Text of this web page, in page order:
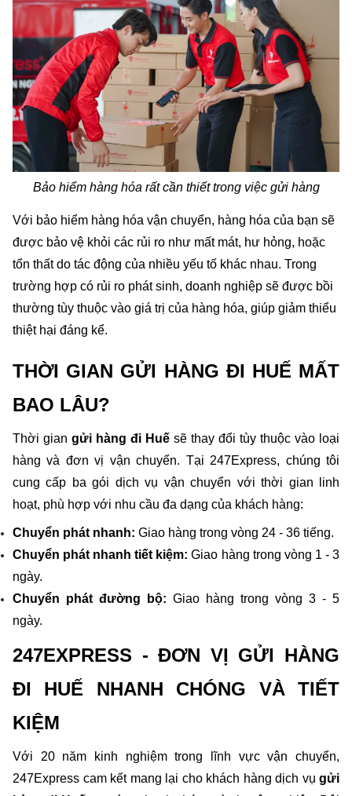
Bảo hiểm hàng hóa rất cần thiết trong việc gửi hàng
Với bảo hiểm hàng hóa vận chuyển, hàng hóa của bạn sẽ
được bảo vệ khỏi các rủi ro như mất mát, hư hỏng, hoặc
tổn thất do tác động của nhiều yếu tố khác nhau. Trong
trường hợp có rủi ro phát sinh, doanh nghiệp sẽ được bồi
thường tùy thuộc vào giá trị của hàng hóa, giúp giảm thiểu
thiệt hại đáng kể.
THỜI GIAN GỬI HÀNG ĐI HUẾ MẤT
BAO LÂU?
Thời gian gửi hàng đi Huế sẽ thay đổi tùy thuộc vào loại
hàng và đơn vị vận chuyển. Tại 247Express, chúng tôi
cung cấp ba gói dịch vụ vận chuyển với thời gian linh
hoạt, phù hợp với nhu cầu đa dạng của khách hàng:
Chuyển phát nhanh: Giao hàng trong vòng 24 - 36 tiếng.
Chuyển phát nhanh tiết kiệm: Giao hàng trong vòng 1 - 3
ngày.
Chuyển phát đường bộ: Giao hàng trong vòng 3 - 5
ngày.
247EXPRESS - ĐƠN VỊ GỬI HÀNG
ĐI HUẾ NHANH CHÓNG VÀ TIẾT
KIỆM
Với 20 năm kinh nghiệm trong lĩnh vực vận chuyển,
247Express cam kết mang lại cho khách hàng dịch vụ gửi